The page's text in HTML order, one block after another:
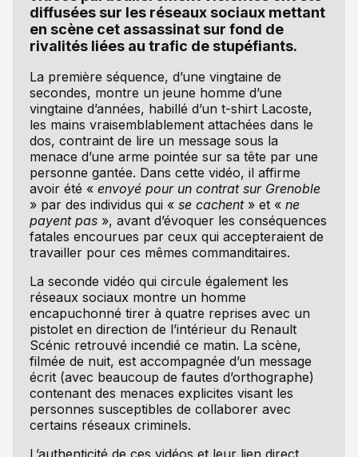
diffusées sur les réseaux sociaux mettant
en scène cet assassinat sur fond de
rivalités liées au trafic de stupéfiants.
La première séquence, d’une vingtaine de
secondes, montre un jeune homme d’une
vingtaine d’années, habillé d’un t-shirt Lacoste,
les mains vraisemblablement attachées dans le
dos, contraint de lire un message sous la
menace d’une arme pointée sur sa tête par une
personne gantée. Dans cette vidéo, il affirme
avoir été « envoyé pour un contrat sur Grenoble
» par des individus qui « se cachent» et « ne
payent pas», avant d’évoquer les conséquences
fatales encourues par ceux qui accepteraient de
travailler pour ces mêmes commanditaires.
La seconde vidéo qui circule également les
réseaux sociaux montre un homme
encapuchonné tirer à quatre reprises avec un
pistolet en direction de l’intérieur du Renault
Scénic retrouvé incendié ce matin. La scène,
filmée de nuit, est accompagnée d’un message
écrit (avec beaucoup de fautes d’orthographe)
contenant des menaces explicites visant les
personnes susceptibles de collaborer avec
certains réseaux criminels.